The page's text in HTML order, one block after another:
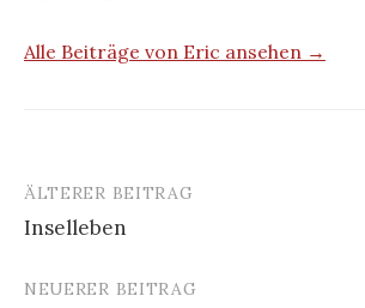
Alle Beiträge von Eric ansehen →
Beitrags-
Navigation
ÄLTERER BEITRAG
Inselleben
NEUERER BEITRAG